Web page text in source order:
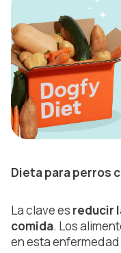
Dieta para perros
La clave es reducir
comida. Los
en esta